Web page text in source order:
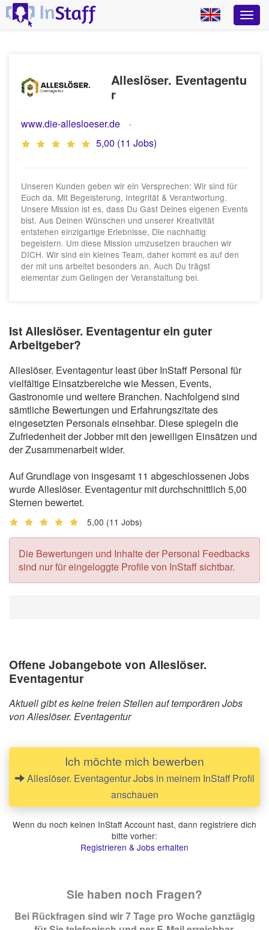
Alleslöser. Eventagentu
r
www.die-allesloeser.de
5,00 (11 Jobs)
Unseren Kunden geben wir ein Versprechen: Wir sind für
Euch da. Mit Begeisterung, Integrität & Verantwortung.
Unsere Mission ist es, dass Du Gast Deines eigenen Events
bist. Aus Deinen Wünschen und unserer Kreativität
entstehen einzigartige Erlebnisse, Die nachhaltig
begeistern. Um diese Mission umzusetzen brauchen wir
DICH. Wir sind ein kleines Team, daher kommt es auf den
der mit uns arbeitet besonders an. Auch Du trägst
elementar zum Gelingen der Veranstaltung bei.
Ist Alleslöser. Eventagentur ein guter
Arbeitgeber?
Alleslöser. Eventagentur least über InStaff Personal für
vielfältige Einsatzbereiche wie Messen, Events,
Gastronomie und weitere Branchen. Nachfolgend sind
sämtliche Bewertungen und Erfahrungszitate des
eingesetzten Personals einsehbar. Diese spiegeln die
Zufriedenheit der Jobber mit den jeweiligen Einsätzen und
der Zusammenarbeit wider.
Auf Grundlage von insgesamt 11 abgeschlossenen Jobs
wurde Alleslöser. Eventagentur mit durchschnittlich 5,00
Sternen bewertet.
5,00 (11 Jobs)
Die Bewertungen und Inhalte der Personal Feedbacks
sind nur für eingeloggte Profile von InStaff sichtbar.
Offene Jobangebote von Alleslöser.
Eventagentur
Aktuell gibt es keine freien Stellen auf temporären Jobs
von Alleslöser. Eventagentur
Ich möchte mich bewerben
Alleslöser. Eventagentur Jobs in meinem InStaff Profil
anschauen
Wenn du noch keinen InStaff Account hast, dann registriere dich
bitte vorher:
Registrieren & Jobs erhalten
Sie haben noch Fragen?
Bei Rückfragen sind wir 7 Tage pro Woche ganztägig